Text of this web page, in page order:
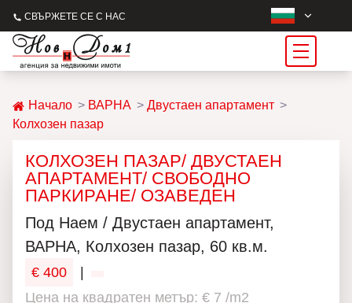
СВЪРЖЕТЕ СЕ С НАС
Начало ВАРНА
Двустаен апартамент
Колхозен пазар
КОЛХОЗЕН ПАЗАР/ ДВУСТАЕН
АПАРТАМЕНТ/ СВОБОДНО
ПАРКИРАНЕ/ ОЗАВЕДЕН
Под Наем / Двустаен апартамент,
ВАРНА, Колхозен пазар, 60 кв.м.
€ 400
Цена на квадратен метър: € 7 /m2